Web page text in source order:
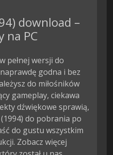
download –
na PC
pełnej wersji do
godna i bez
do miłośników
gameplay, ciekawa
dźwiękowe sprawią,
do pobrania po
do gustu wszystkim
Zobacz więcej